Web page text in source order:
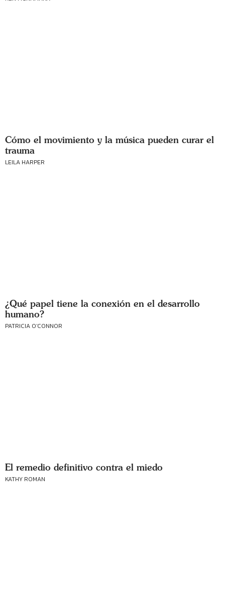
Cómo el movimiento y la música pueden curar el
trauma
LEILA HARPER
¿Qué papel tiene la conexión en el desarrollo
humano?
PATRICIA O'CONNOR
El remedio definitivo contra el miedo
KATHY ROMAN